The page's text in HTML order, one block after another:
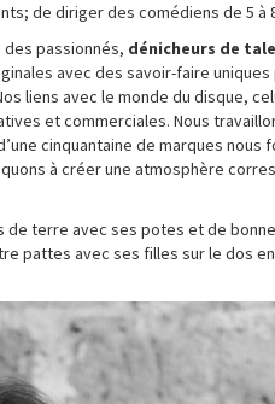
de diriger des comédiens de 5 à
des passionnés, dénicheurs de
avec des savoir-faire
liens avec le monde du disque,
et commerciales. Nous
cinquantaine de marques nous
à créer une atmosphère
de terre avec ses potes et de
pattes avec ses filles sur le dos